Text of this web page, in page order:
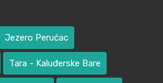
Jezero Perućac
Tara - Kaluđerske Bare